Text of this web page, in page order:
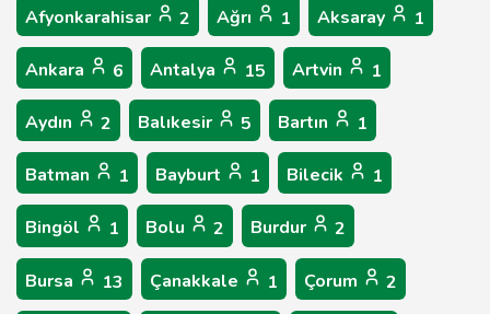
Afyonkarahisar 2 Ağrı 1 Aksaray 1
Ankara 6 Antalya 15 Artvin 1
Aydın 2 Balıkesir 5 Bartın 1
Batman 1 Bayburt 1 Bilecik 1
Bingöl 1 Bolu 2 Burdur 2
Bursa 13 Çanakkale 1 Çorum 2